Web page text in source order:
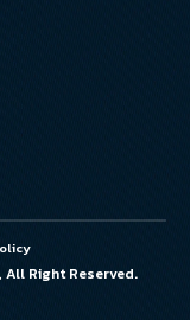
Right Reserved.